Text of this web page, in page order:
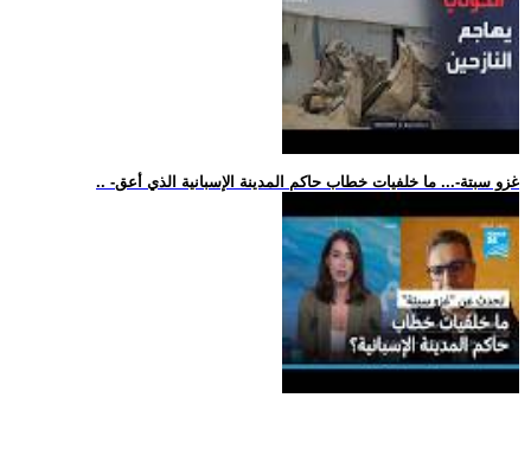
.. -غزو سبتة-... ما خلفيات خطاب حاكم المدينة الإسبانية الذي أعق